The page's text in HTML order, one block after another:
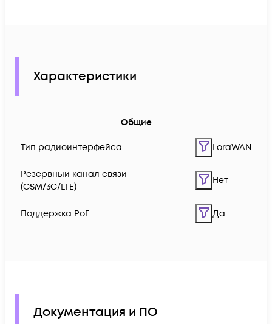
Характеристики
Общие
Тип радиоинтерфейса LoraWAN
Резервный канал связи
(GSM/3G/LTE)
Нет
Поддержка PoE Да
Документация и ПО